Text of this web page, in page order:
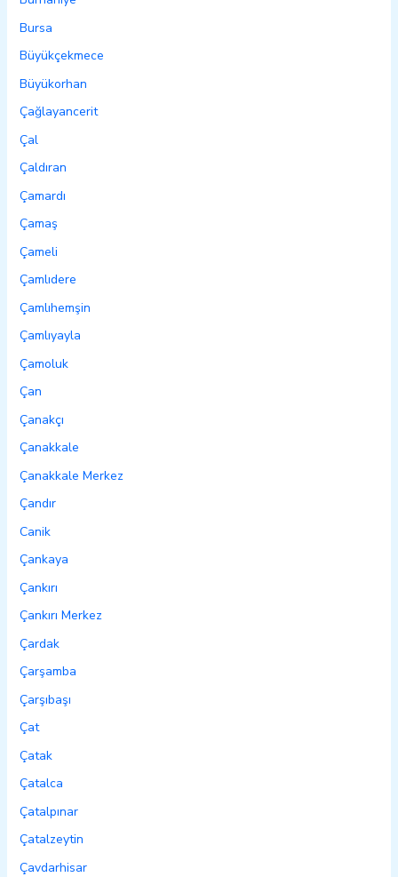
Bursa
Büyükçekmece
Büyükorhan
Çağlayancerit
Çal
Çaldıran
Çamardı
Çamaş
Çameli
Çamlıdere
Çamlıhemşin
Çamlıyayla
Çamoluk
Çan
Çanakçı
Çanakkale
Çanakkale Merkez
Çandır
Canik
Çankaya
Çankırı
Çankırı Merkez
Çardak
Çarşamba
Çarşıbaşı
Çat
Çatak
Çatalca
Çatalpınar
Çatalzeytin
Çavdarhisar